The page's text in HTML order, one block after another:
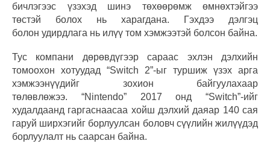
бичлэгээс үзэхэд шинэ төхөөрөмж өмнөхтэйгээ
төстэй болох нь харагдана. Гэхдээ дэлгэц
болон удирдлага нь илүү том хэмжээтэй болсон байна.
Тус компани дөрөвдүгээр сараас эхлэн дэлхийн
томоохон хотуудад “Switch 2”-ыг туршиж үзэх арга
хэмжээнүүдийг зохион байгуулахаар
төлөвлөжээ. “Nintendo” 2017 онд “Switch”-ийг
худалдаанд гаргаснаасаа хойш дэлхий даяар 140 сая
гаруй ширхэгийг борлуулсан боловч сүүлийн жилүүдэд
борлуулалт нь саарсан байна.